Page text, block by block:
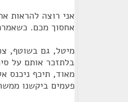
אחסוך מכם.
מיטל, גם בשוטף,
בלתזכר אותם על
מאוד, תיכף ניכנס
פעמים ביקשנו